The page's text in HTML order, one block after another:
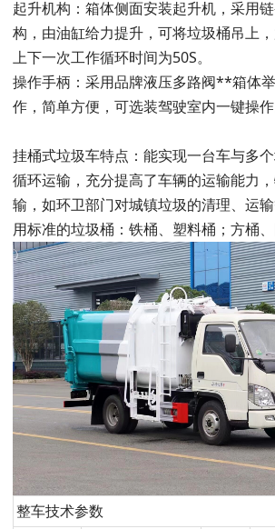
起升机构：箱体侧面安装起升机，采用
构，由油缸给力提升，可将垃圾桶吊上
上下一次工作循环时间为50S。
操作手柄：采用品牌液压多路阀**箱体
作，简单方便，可选装驾驶室内一键操作
挂桶式垃圾车特点：能实现一台车与多
循环运输，充分提高了车辆的运输能力
输，如环卫部门对城镇垃圾的清理、运
用标准的垃圾桶：铁桶、塑料桶；方桶、
整车技术参数